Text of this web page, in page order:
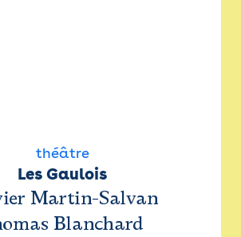
théâtre
Les Gaulois
Martin-Salvan
Blanchard